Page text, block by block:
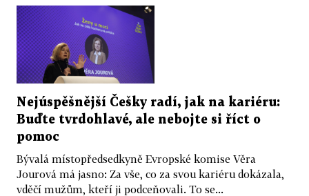
Nejúspěšnější Češky radí, jak na kariéru:
Buďte tvrdohlavé, ale nebojte si říct o
pomoc
Bývalá místopředsedkyně Evropské komise Věra
Jourová má jasno: Za vše, co za svou kariéru dokázala,
vděčí mužům, kteří ji podceňovali. To se...